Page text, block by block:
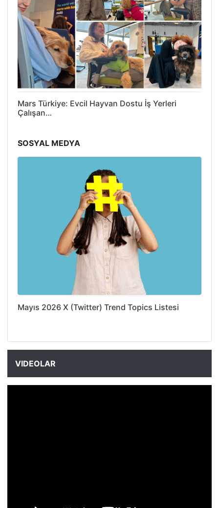
Mars Türkiye: Evcil Hayvan Dostu İş Yerleri
Çalışan…
SOSYAL MEDYA
Mayıs 2026 X (Twitter) Trend Topics Listesi
VIDEOLAR